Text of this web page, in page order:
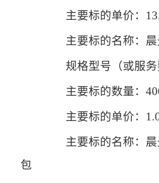
主要标的单价：
主要标的名称：
规格型号（或服
主要标的数量：
主要标的单价：
主要标的名称：
包